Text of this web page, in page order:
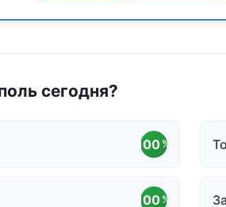
сегодня?
100 %
100 %